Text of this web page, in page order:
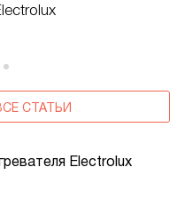
Electrolux
СТАТЬИ